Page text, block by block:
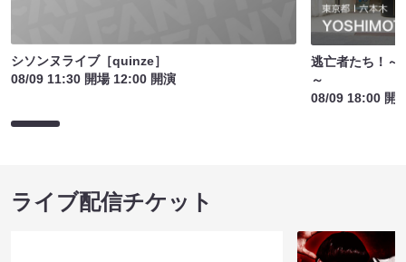
シソンヌライブ［quinze］
08/09 11:30 開場 12:00 開演
逃亡者たち！～
～
08/09 18:00 開
ライブ配信チケット